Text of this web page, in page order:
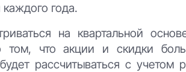
года.
на квартальной
том, что акции и скидки
рассчитываться с учетом